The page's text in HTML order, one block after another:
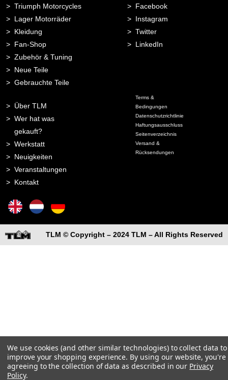
Triumph Motorcycles
Lager Motorräder
Kleidung
Fan-Shop
Zubehör & Tuning
Neue Teile
Gebrauchte Teile
Über TLM
Wer hat was
gekauft?
Werkstatt
Neuigkeiten
Veranstaltungen
Kontakt
Facebook
Instagram
Twitter
LinkedIn
Terms &
Bedingungen
Datenschutzrichtlinie
Haftungsausschluss
Seitenverzeichnis
Versand &
Rücksendungen
TLM © Copyright – 2024 TLM – All Rights Reserved
We use cookies (and other similar technologies) to collect data to
improve your shopping experience. By using our website, you're
agreeing to the collection of data as described in our Privacy
Policy.